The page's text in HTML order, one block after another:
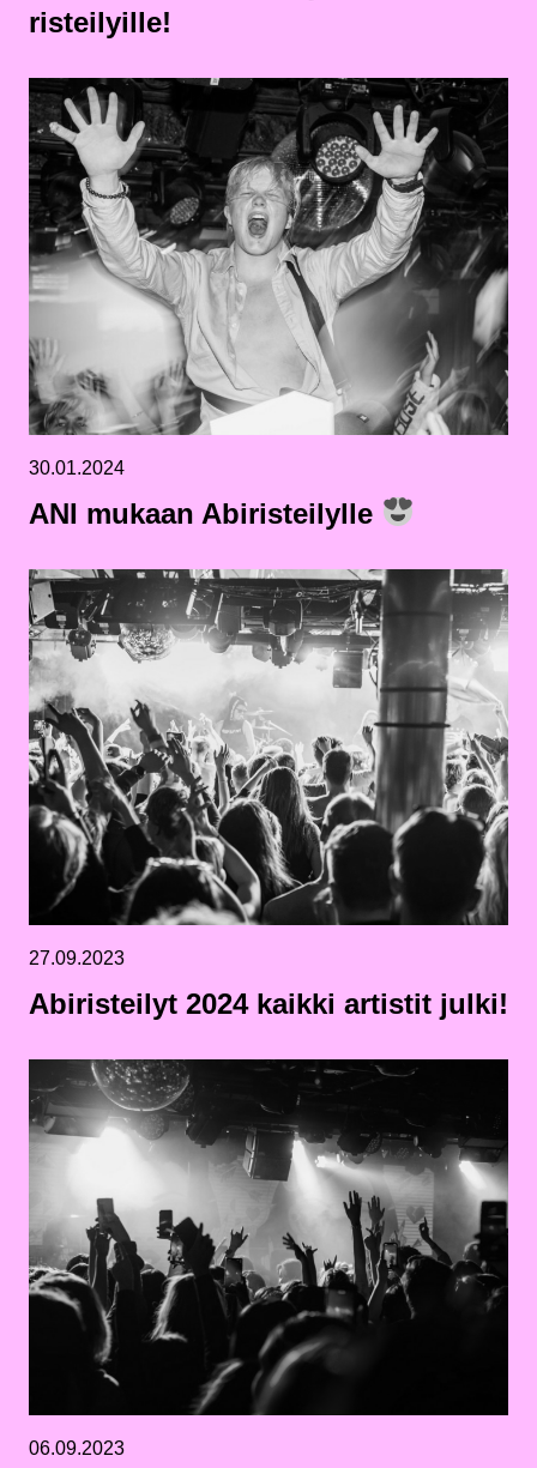
risteilyille!
30.01.2024
ANI mukaan Abiristeilylle
27.09.2023
Abiristeilyt 2024 kaikki artistit julki!
06.09.2023